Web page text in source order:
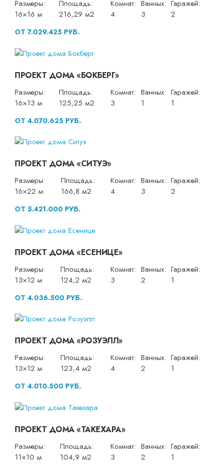
Размеры:
16×16 м
Площадь:
216,29 м2
Комнат:
4
Ванных:
3
Гаражей:
2
ОТ 7.029.425 РУБ.
ПРОЕКТ ДОМА «БОКБЕРГ»
Размеры:
16×13 м
Площадь:
125,25 м2
Комнат:
3
Ванных:
1
Гаражей:
1
ОТ 4.070.625 РУБ.
ПРОЕКТ ДОМА «СИТУЭ»
Размеры:
16×22 м
Площадь:
166,8 м2
Комнат:
4
Ванных:
3
Гаражей:
2
ОТ 5.421.000 РУБ.
ПРОЕКТ ДОМА «ЕСЕНИЦЕ»
Размеры:
13×12 м
Площадь:
124,2 м2
Комнат:
3
Ванных:
2
Гаражей:
1
ОТ 4.036.500 РУБ.
ПРОЕКТ ДОМА «РОЗУЭЛЛ»
Размеры:
13×12 м
Площадь:
123,4 м2
Комнат:
4
Ванных:
2
Гаражей:
1
ОТ 4.010.500 РУБ.
ПРОЕКТ ДОМА «ТАКЕХАРА»
Размеры:
11×10 м
Площадь:
104,9 м2
Комнат:
3
Ванных:
2
Гаражей:
1